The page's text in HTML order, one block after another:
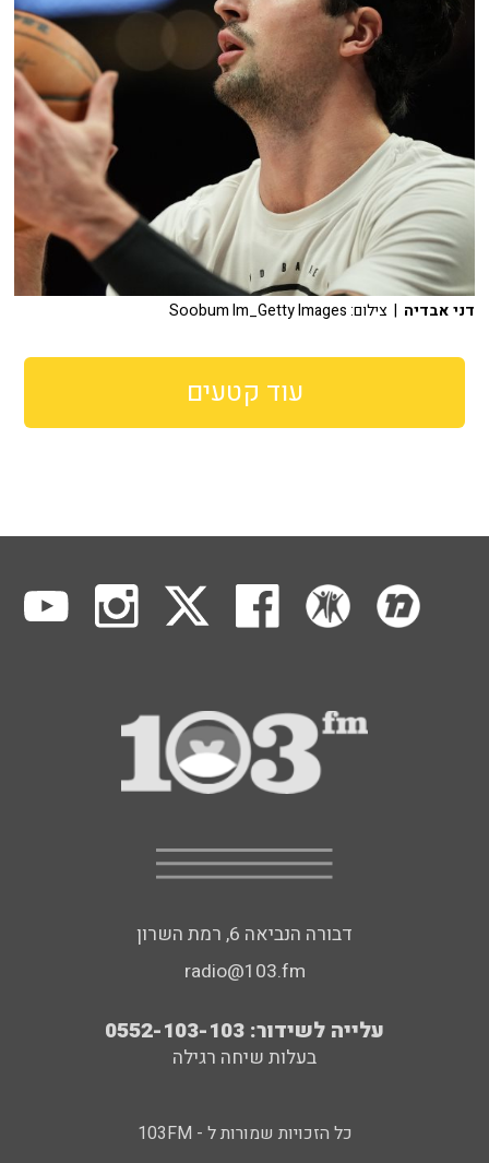
דני אבדיה | צילום: Soobum Im_Getty Images
עוד קטעים
דבורה הנביאה 6, רמת השרון
radio@103.fm
עלייה לשידור: 0552-103-103
בעלות שיחה רגילה
כל הזכויות שמורות ל - 103FM